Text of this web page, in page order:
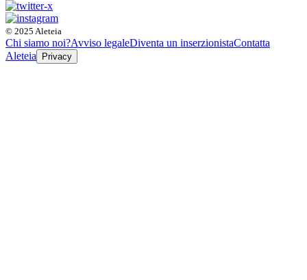
© 2025 Aleteia
Chi siamo noi?Avviso legaleDiventa un inserzionistaContatta
Aleteia
Privacy